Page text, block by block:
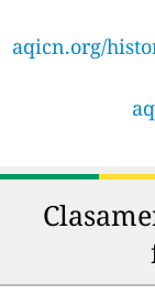
aqicn.org/